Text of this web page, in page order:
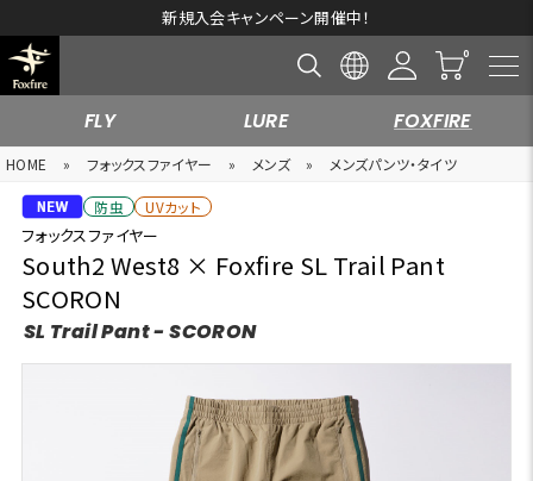
新規入会キャンペーン開催中！
FLY LURE FOXFIRE
HOME » フォックスファイヤー » メンズ » メンズパンツ・タイツ
防虫 UVカット
フォックスファイヤー
South2 West8 × Foxfire SL Trail Pant
SCORON
SL Trail Pant - SCORON